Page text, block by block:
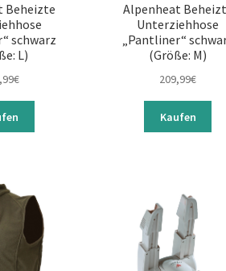
Beheizte
schwarz
L)
€
Alpenheat
Unterziehhose
„Pantliner“
(Größe: M)
209,99€
Kaufen